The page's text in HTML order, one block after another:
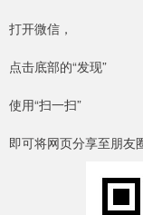
打开微信，
点击底部的“发现”
使用“扫一扫”
即可将网页分享至朋友